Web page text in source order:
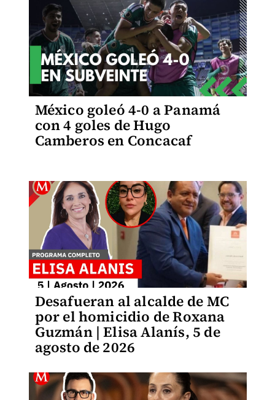
México goleó 4-0 a Panamá
con 4 goles de Hugo
Camberos en Concacaf
Desafueran al alcalde de MC
por el homicidio de Roxana
Guzmán | Elisa Alanís, 5 de
agosto de 2026